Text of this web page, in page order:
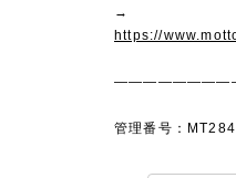
→
https://
管理番号：MT284